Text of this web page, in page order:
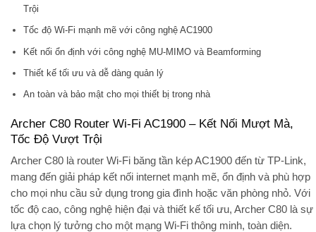
Trội
Tốc độ Wi-Fi mạnh mẽ với công nghệ AC1900
Kết nối ổn định với công nghệ MU-MIMO và Beamforming
Thiết kế tối ưu và dễ dàng quản lý
An toàn và bảo mật cho mọi thiết bị trong nhà
Archer C80 Router Wi-Fi AC1900 – Kết Nối Mượt Mà,
Tốc Độ Vượt Trội
Archer C80 là router Wi-Fi băng tần kép AC1900 đến từ TP-Link,
mang đến giải pháp kết nối internet mạnh mẽ, ổn định và phù hợp
cho mọi nhu cầu sử dụng trong gia đình hoặc văn phòng nhỏ. Với
tốc độ cao, công nghệ hiện đại và thiết kế tối ưu, Archer C80 là sự
lựa chọn lý tưởng cho một mạng Wi-Fi thông minh, toàn diện.